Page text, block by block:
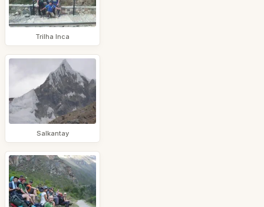
Trilha Inca
Salkantay